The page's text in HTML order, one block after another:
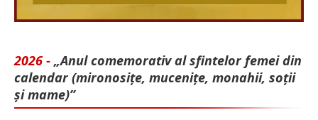
2026 - „Anul comemorativ al sfintelor femei din
calendar (mironosițe, mu­cenițe, monahii, soții
și mame)”